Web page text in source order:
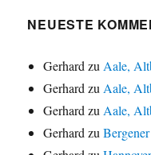
NEUESTE
Gerhard zu Aale,
Gerhard zu Aale,
Gerhard zu Aale,
Gerhard zu